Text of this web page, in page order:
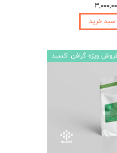
سبد خرید
ویژه گرافن اکسید